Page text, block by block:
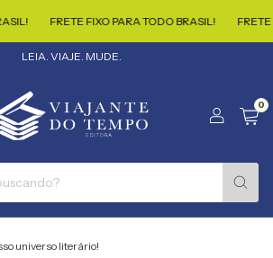
FRETE FIXO PARA TODO BRASIL! FRETE
LEIA. VIAJE. MUDE.
0
universo literário!